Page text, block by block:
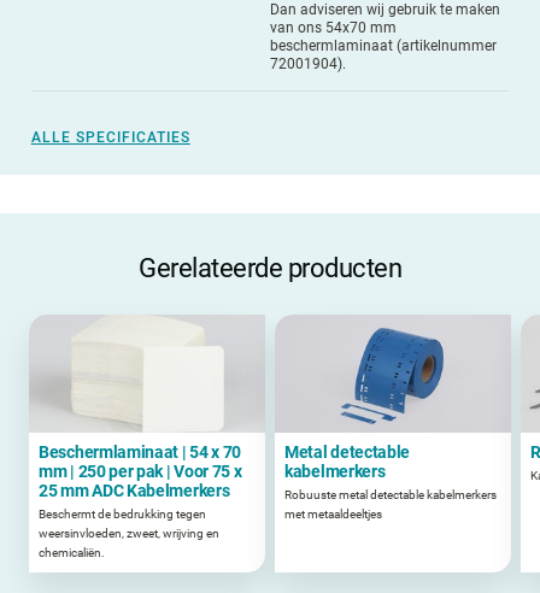
Dan adviseren wij gebruik te maken
van ons 54x70 mm
beschermlaminaat (artikelnummer
72001904).
ALLE SPECIFICATIES
Gerelateerde producten
Beschermlaminaat | 54 x 70
mm | 250 per pak | Voor 75 x
25 mm ADC Kabelmerkers
Beschermt de bedrukking tegen
weersinvloeden, zweet, wrijving en
chemicaliën.
Metal detectable
kabelmerkers
Robuuste metal detectable kabelmerkers
met metaaldeeltjes